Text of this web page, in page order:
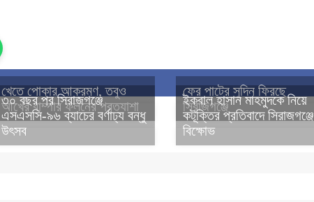
খেতে পোকার আক্রমণ, তবুও
আখের বাম্পার ফলনের প্রত্যাশা
ফের পাটের সুদিন ফিরছে
সিরাজগঞ্জে
৩০ বছর পর সিরাজগঞ্জে
এসএসসি-৯৬ ব্যাচের বর্ণাঢ্য বন্ধু
উৎসব
ইকবাল হাসান মাহমুদকে নিয়ে
কটূক্তির প্রতিবাদে সিরাজগঞ্জে
বিক্ষোভ